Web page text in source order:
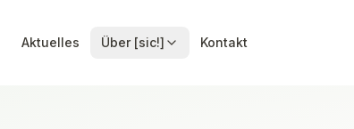
Aktuelles Über [sic!] Kontakt